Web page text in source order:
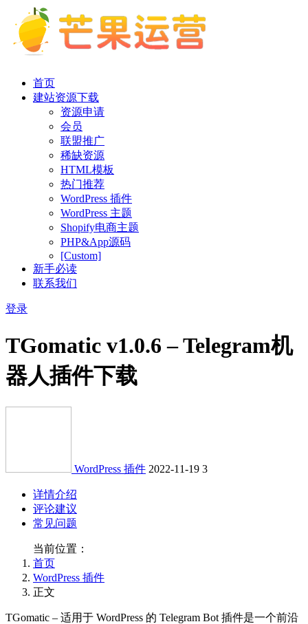
首页
建站资源下载
资源申请
会员
联盟推广
稀缺资源
HTML模板
热门推荐
WordPress 插件
WordPress 主题
Shopify电商主题
PHP&App源码
[Custom]
新手必读
联系我们
登录
TGomatic v1.0.6 – Telegram机
器人插件下载
WordPress 插件 2022-11-19 3
详情介绍
评论建议
常见问题
当前位置：
首页
WordPress 插件
正文
TGomatic – 适用于 WordPress 的 Telegram Bot 插件是一个前沿